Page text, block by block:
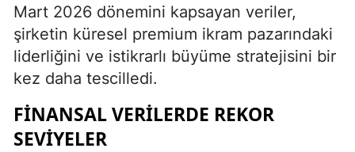
Mart 2026 dönemini kapsayan veriler,
şirketin küresel premium ikram pazarındaki
liderliğini ve istikrarlı büyüme stratejisini bir
kez daha tescilledi.
FINANSAL VERILERDE REKOR
SEVIYELER